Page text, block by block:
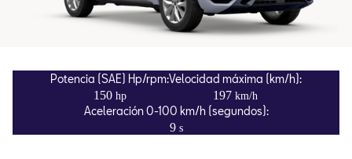
Potencia (SAE) Hp/rpm:
150 hp
Velocidad máxima (km/h):
197 km/h
Aceleración 0-100 km/h (segundos):
9 s